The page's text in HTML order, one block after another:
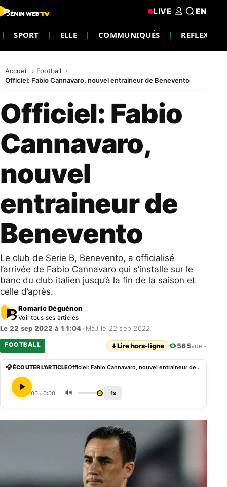
SPORT ELLE COMMUNIQUÉS REFLEXION
LIVE EN
Accueil
Football
Officiel: Fabio Cannavaro, nouvel entraineur de Benevento
Officiel: Fabio
Cannavaro,
nouvel
entraineur de
Benevento
Le club de Serie B, Benevento, a officialisé
l’arrivée de Fabio Cannavaro qui s’installe sur le
banc du club italien jusqu’à la fin de la saison et
celle d’après.
Romaric Déguénon
Voir tous ses articles
Le 22 sep 2022 à 11:04• MàJ le 22 sep 2022
FOOTBALL ↓Lire hors-ligne 565vues
🎧 ÉCOUTER L'ARTICLE Officiel: Fabio Cannavaro, nouvel entraineur de Benevento
0:00 / 0:00 🔊 1x